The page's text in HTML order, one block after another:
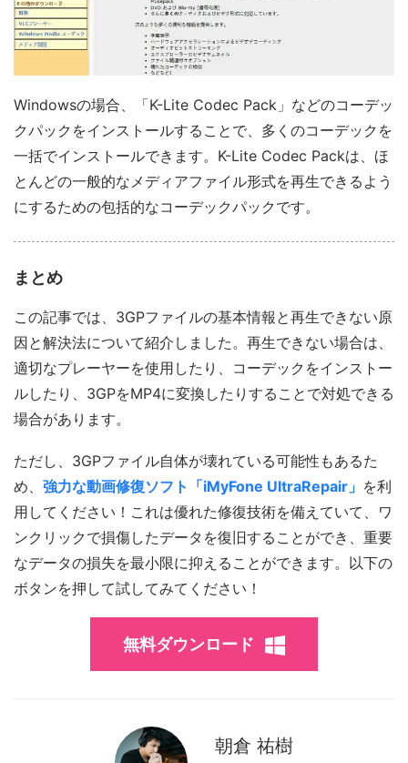
Windowsの場合、「K-Lite Codec Pack」などのコーデッ
クパックをインストールすることで、多くのコーデックを
一括でインストールできます。K-Lite Codec Packは、ほ
とんどの一般的なメディアファイル形式を再生できるよう
にするための包括的なコーデックパックです。
まとめ
この記事では、3GPファイルの基本情報と再生できない原
因と解決法について紹介しました。再生できない場合は、
適切なプレーヤーを使用したり、コーデックをインストー
ルしたり、3GPをMP4に変換したりすることで対処できる
場合があります。
ただし、3GPファイル自体が壊れている可能性もあるた
め、 強力な動画修復ソフト「iMyFone UltraRepair」 を利
用してください！これは優れた修復技術を備えていて、ワ
ンクリックで損傷したデータを復旧することができ、重要
なデータの損失を最小限に抑えることができます。以下の
ボタンを押して試してみてください！
無料ダウンロード
朝倉 祐樹